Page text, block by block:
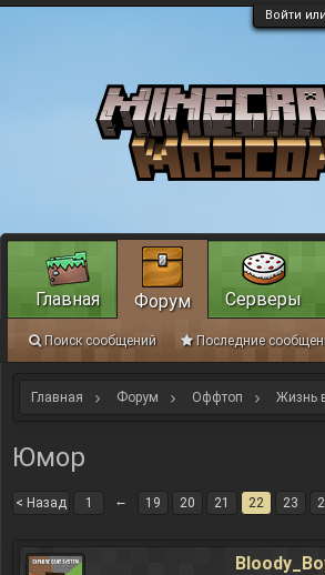
Войти
Главная Форум Оффтоп Жизнь
Юмор
< Назад 1 ← 19 20 21 22 23
Главная Форум
Поиск сообщений Последние
Серверы